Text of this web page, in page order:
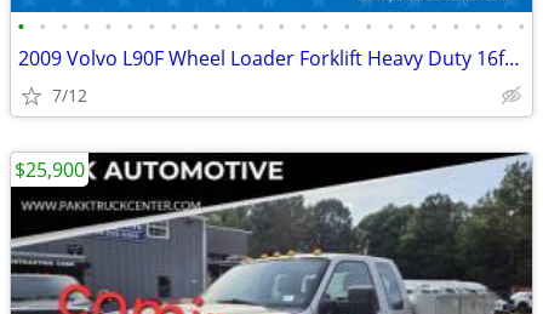
• • • • • • • • • • • • • • • • • • • • • • • •
2009 Volvo L90F Wheel Loader Forklift Heavy Duty 16ft forks Diesel
7/12
$25,900